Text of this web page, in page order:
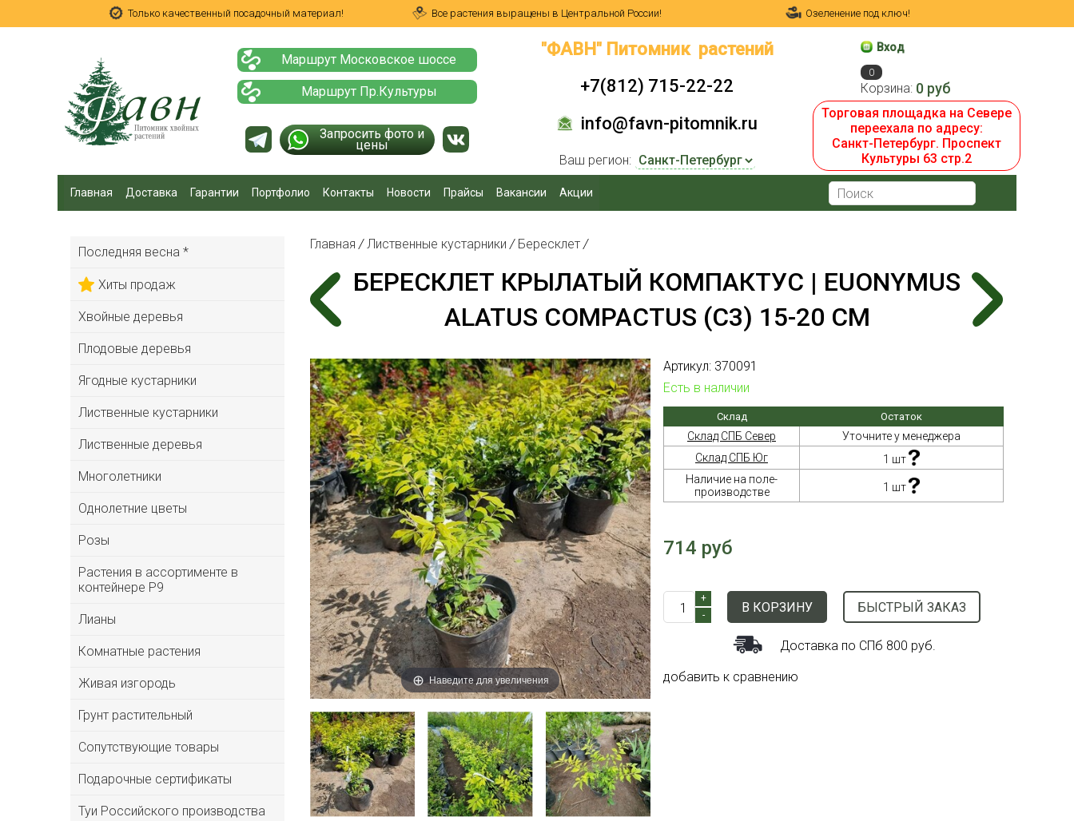
Только качественный посадочный материал! Все растения выращены в Центральной России! Озеленение под ключ!
Маршрут Московское шоссе
Маршрут Пр.Культуры
Запросить фото и
цены
"ФАВН" Питомник растений
+7(812) 715-22-22
info@favn-pitomnik.ru
Ваш регион:
Вход
0
Корзина: 0 руб
Торговая площадка на Севере
переехала по адресу:
Санкт-Петербург. Проспект
Культуры 63 стр.2
Главная Доставка Гарантии Портфолио Контакты Новости Прайсы Вакансии Акции
Последняя весна *
Хиты продаж
Хвойные деревья
Плодовые деревья
Ягодные кустарники
Лиственные кустарники
Лиственные деревья
Многолетники
Однолетние цветы
Розы
Растения в ассортименте в
контейнере P9
Лианы
Комнатные растения
Живая изгородь
Грунт растительный
Сопутствующие товары
Подарочные сертификаты
Туи Российского производства
Главная / Лиственные кустарники / Бересклет /
БЕРЕСКЛЕТ КРЫЛАТЫЙ КОМПАКТУС | EUONYMUS
ALATUS COMPACTUS (С3) 15-20 СМ
Наведите для увеличения
Артикул: 370091
Есть в наличии
Склад Остаток
Склад СПБ Север
Уточните у менеджера
Склад СПБ Юг
1 шт
Наличие на поле-
производстве
1 шт
714 руб
-
+
В КОРЗИНУ БЫСТРЫЙ ЗАКАЗ
Доставка по СПб 800 руб.
добавить к сравнению